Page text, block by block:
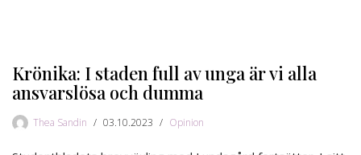
Krönika: I staden full av unga är vi alla
ansvarslösa och dumma
Thea Sandin 03.10.2023 Opinion